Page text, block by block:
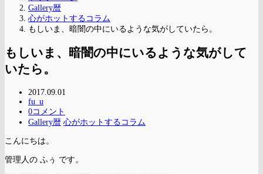
Gallery暦
心がホットするコラム
もしいま、暗闇の中にいるような気がしていたら。
もしいま、暗闇の中にいるような気がして
いたら。
2017.09.01
fu_u
0コメント
Gallery暦 心がホットするコラム
こんにちは。
管理人の ふぅ です。